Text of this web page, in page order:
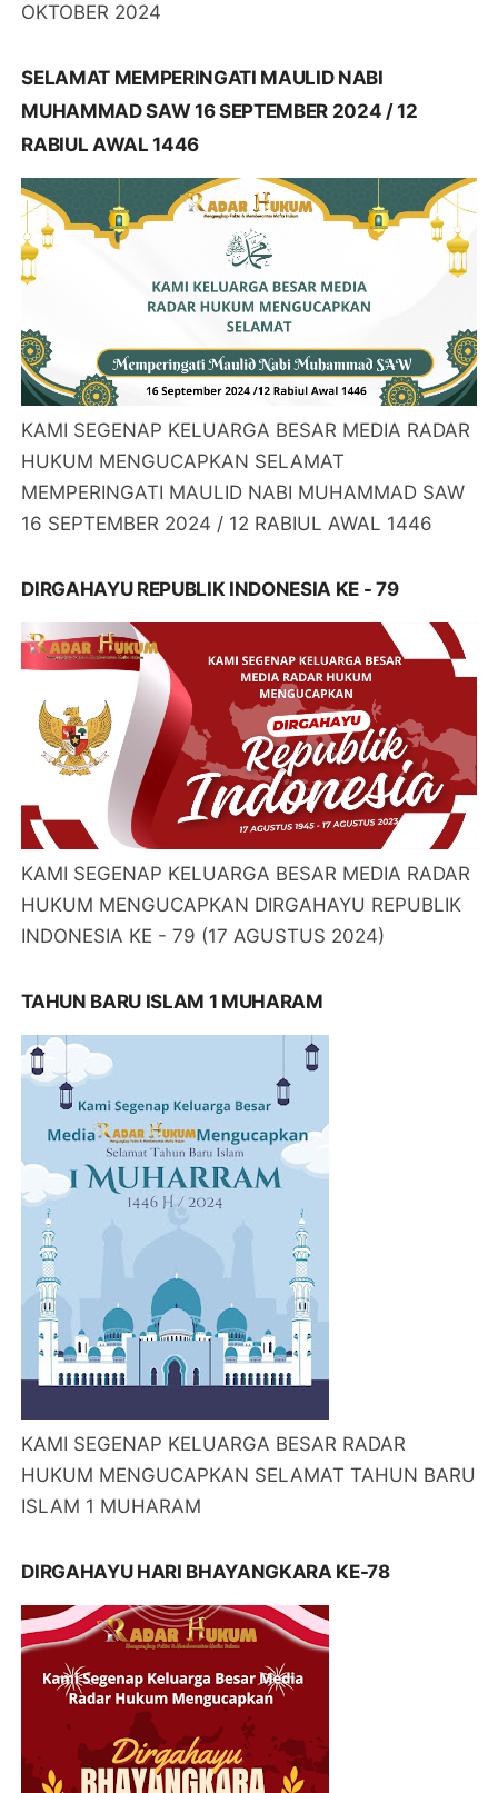
OKTOBER 2024
SELAMAT MEMPERINGATI MAULID NABI
MUHAMMAD SAW 16 SEPTEMBER 2024 / 12
RABIUL AWAL 1446
KAMI SEGENAP KELUARGA BESAR MEDIA RADAR
HUKUM MENGUCAPKAN SELAMAT
MEMPERINGATI MAULID NABI MUHAMMAD SAW
16 SEPTEMBER 2024 / 12 RABIUL AWAL 1446
DIRGAHAYU REPUBLIK INDONESIA KE - 79
KAMI SEGENAP KELUARGA BESAR MEDIA RADAR
HUKUM MENGUCAPKAN DIRGAHAYU REPUBLIK
INDONESIA KE - 79 (17 AGUSTUS 2024)
TAHUN BARU ISLAM 1 MUHARAM
KAMI SEGENAP KELUARGA BESAR RADAR
HUKUM MENGUCAPKAN SELAMAT TAHUN BARU
ISLAM 1 MUHARAM
DIRGAHAYU HARI BHAYANGKARA KE-78